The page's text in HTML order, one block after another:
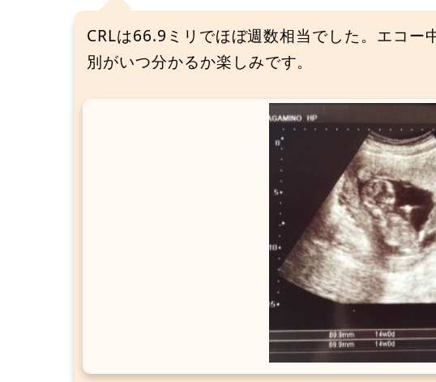
CRLは66.9ミリでほぼ週数相当でした。エコー
別がいつ分かるか楽しみです。